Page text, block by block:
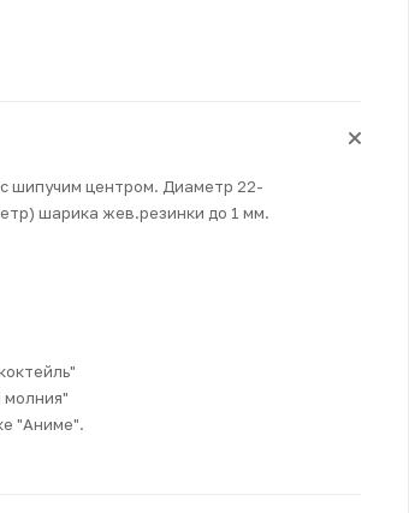
шипучим центром. Диаметр 22-
шарика жев.резинки до 1 мм.
молния"
"Аниме".